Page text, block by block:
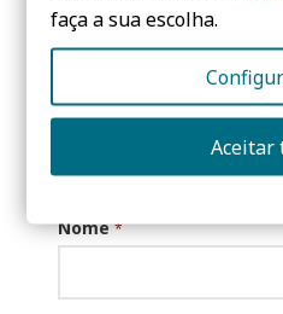
Dúvidas?
Nome*
faça a sua escolha.
Aceitar